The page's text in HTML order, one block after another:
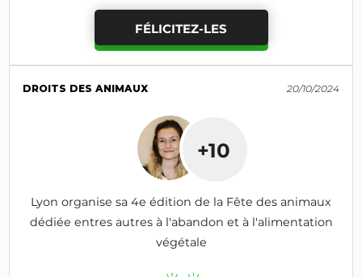
FÉLICITEZ-LES
DROITS DES ANIMAUX 20/10/2024
+10
Lyon organise sa 4e édition de la Fête des animaux
dédiée entres autres à l'abandon et à l'alimentation
végétale